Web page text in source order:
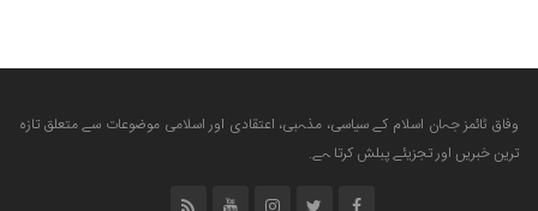
وفاق ٹائمز جہان اسلام کے سیاسی، مذہبی، اعتقادی اور اسلامی موضوعات سے متعلق تازہ
ترین خبریں اور تجزیئے پبلش کرتا ہے.